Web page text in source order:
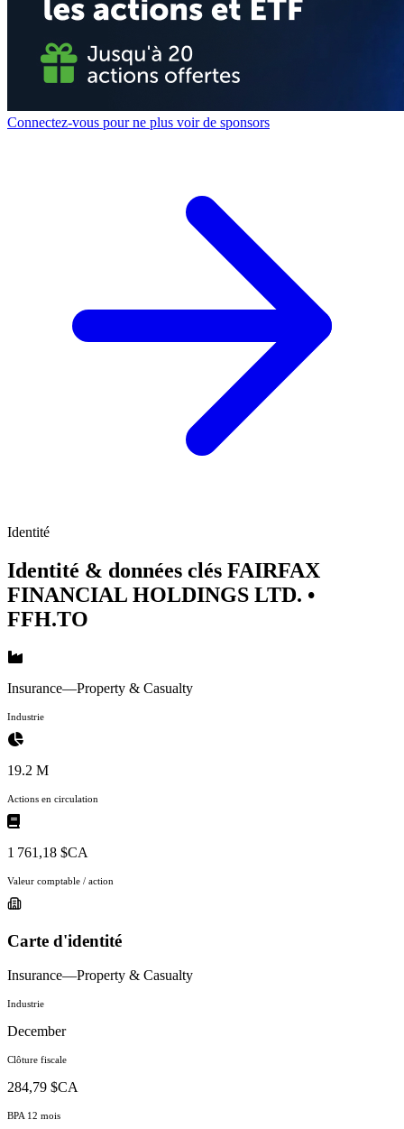
Connectez-vous pour ne plus voir de sponsors
Identité
Identité & données clés FAIRFAX
FINANCIAL HOLDINGS LTD. •
FFH.TO
Insurance—Property & Casualty
Industrie
19.2 M
Actions en circulation
1 761,18 $CA
Valeur comptable / action
Carte d'identité
Insurance—Property & Casualty
Industrie
December
Clôture fiscale
284,79 $CA
BPA 12 mois